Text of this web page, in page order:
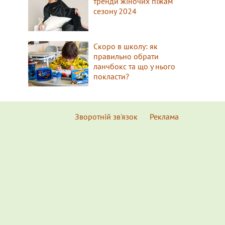
сезону 2024
Скоро в школу: як
правильно обрати
ланчбокс та що у нього
покласти?
Зворотній зв'язок Реклама